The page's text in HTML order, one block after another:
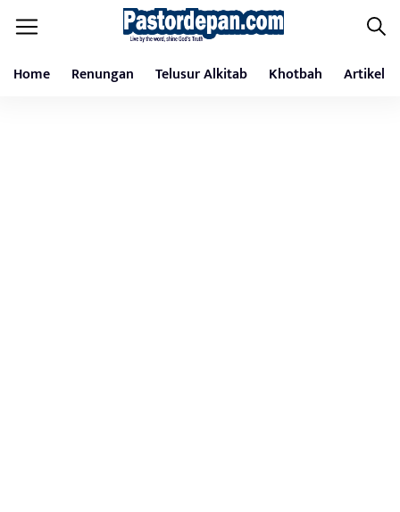
Home Renungan Telusur Alkitab Khotbah Artikel